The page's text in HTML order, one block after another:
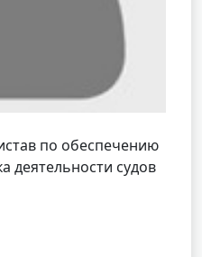
по обеспечению
деятельности судов